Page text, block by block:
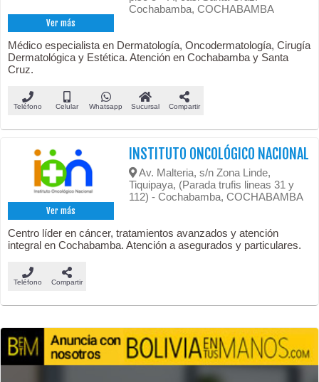
Ver más
Cochabamba, COCHABAMBA
Médico especialista en Dermatología, Oncodermatología, Cirugía
Dermatológica y Estética. Atención en Cochabamba y Santa
Cruz.
Teléfono Celular Whatsapp Sucursal Compartir
Ver más
INSTITUTO ONCOLÓGICO NACIONAL
Av. Malteria, s/n Zona Linde,
Tiquipaya, (Parada trufis lineas 31 y
112) - Cochabamba, COCHABAMBA
Centro líder en cáncer, tratamientos avanzados y atención
integral en Cochabamba. Atención a asegurados y particulares.
Teléfono Compartir